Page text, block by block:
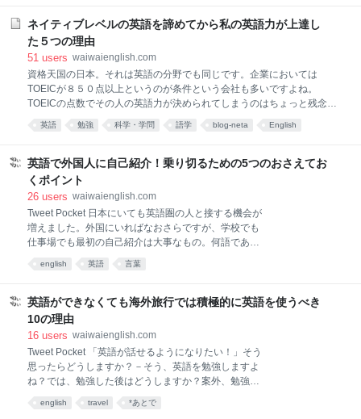
の単語力を鍛えるための勉強法は、単語帳を利用して
ひたすら単語を覚えるものがありますよね。 短期間で
多くの単語を覚える手法として、たしかに単語帳は有
までというケースが圧倒的に多いのです。 単語力だけ
では限界があるんです。日本語に置き換えるとよく理
解できると思います。単語帳を使った勉強法が流行る
のは「テストで単語の問題も出るから」という点にあ
目指して
ネイティブレベルの英語を諦めてから私の英語力が上達し
た５つの理由
51 users waiwaienglish.com
資格天国の日本。それは英語の分野でも同じです。企業においては
TOEICが８５０点以上というのが条件という会社も多いですよね。
TOEICの点数でその人の英語力が決められてしまうのはちょっと残念な
気がします。 確かにTOEICの点数は低いよりも高い方がいいとは思いま
す。 ですが、TOEICの点数が高いからと言って、英語ができるとは限ら
の仕事ができるとは限りません。逆にTOEICなどを受けたことがない人
が、海外の企業と対等に交渉をしている方はたくさんいます。 日本人
は、完璧に話さなくては！というある種の強迫観念？みたいな思いこみ
暢に英語が話せるかよりも、どれだけ熱意がある方が大切だったりした
りします。 そうすると、相手の方は、完璧な英語でなくても、一生懸命
に話を理解
英語 勉強 科学・学問 語学 blog-neta English
英語で外国人に自己紹介！乗り切るための5つのおさえてお
くポイント
26 users waiwaienglish.com
Tweet Pocket 日本にいても英語圏の人と接する機会が
増えました。外国にいればなおさらですが、学校でも
仕事場でも最初の自己紹介は大事なもの。何語であろ
うと、自己紹介は自分がどんな人間なのかを知っても
らう、初めの一歩です。ですが、ネイティブでない限
まいますよね。 今回は、初心者でもできる限りストレ
スを感じず、出来れば楽しく英語で自己紹介できるポ
イントをおさえてみました。 1.笑顔そして声ははっき
介ですと、真面目な顔をして「初めまして。私、○○と
申します」と始めてもいいのでしょうが、外国人には
ちょっと不気味に感じるようです。 まずは笑顔ではじ
めましょう。そして、私が反省の意味を込めて言いた
english 英語 言葉
英語ができなくても海外旅行では積極的に英語を使うべき
10の理由
16 users waiwaienglish.com
Tweet Pocket 「英語が話せるようになりたい！」そう
思ったらどうしますか？－そう、英語を勉強しますよ
ね？では、勉強した後はどうしますか？案外、勉強し
いでしょうか？ 例えば海外旅行の際。普段の学習の成
english travel *あとで